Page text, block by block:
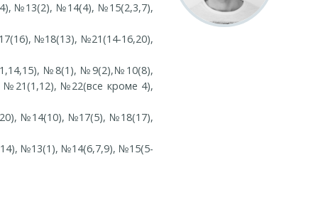
№13(2), №14(4), №15(2,3,7),
№18(13), №21(14-16,20),
№8(1), №9(2),№10(8),
№22(все кроме 4),
№14(10), №17(5), №18(17),
№13(1), №14(6,7,9), №15(5-